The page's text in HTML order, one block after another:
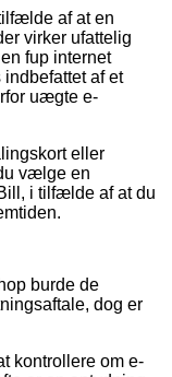
af at en
virker ufattelig
fup internet
af et
uægte e-
eller
vælge en
i tilfælde af at du
burde de
dog er
kontrollere om e-